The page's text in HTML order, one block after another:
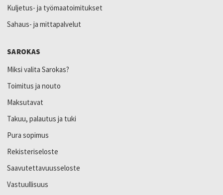
Kuljetus- ja työmaatoimitukset
Sahaus- ja mittapalvelut
SAROKAS
Miksi valita Sarokas?
Toimitus ja nouto
Maksutavat
Takuu, palautus ja tuki
Pura sopimus
Rekisteriseloste
Saavutettavuusseloste
Vastuullisuus